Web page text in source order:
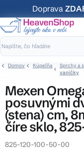
na
obsah
Doprava
Domov Kúpeľňa
Sprchy a
vaničky
Mexen
posuvnými
(stena) cm,
číre sklo,
825-120-100-50-00